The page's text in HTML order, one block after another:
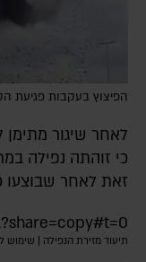
הפיצוץ בעקבות פגיעת
לאחר שיגור מתימן לעבר שטח מדינת ישראל, צה"ל מסר
כי זוהתה נפילה
זאת לאחר שבוצעו
תיעוד מזירת הנפילה | שימוש לפי